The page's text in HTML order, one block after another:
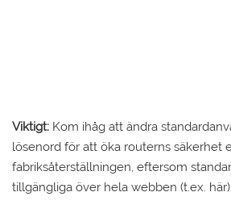
Viktigt: Kom ihåg att ändra
lösenord för att öka routerns säkerhet
fabriksåterställningen, eftersom
tillgängliga över hela webben (t.ex. här).